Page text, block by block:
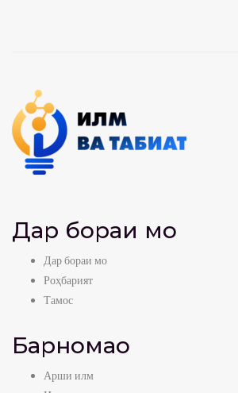
Дар бораи мо
Дар бораи мо
Роҳбарият
Тамос
Барномаҳо
Арши илм